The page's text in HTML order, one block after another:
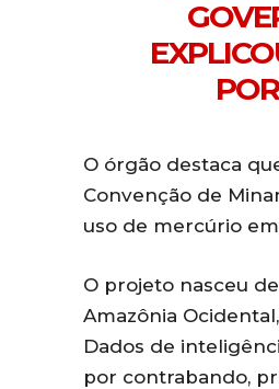
O órgão destaca
Convenção de
uso de mercúrio
O projeto nasceu
Amazônia
Dados de
por contrabando,